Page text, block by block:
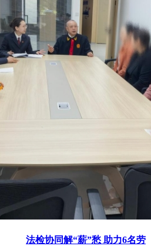
法检协同解“薪”愁 助力6名劳